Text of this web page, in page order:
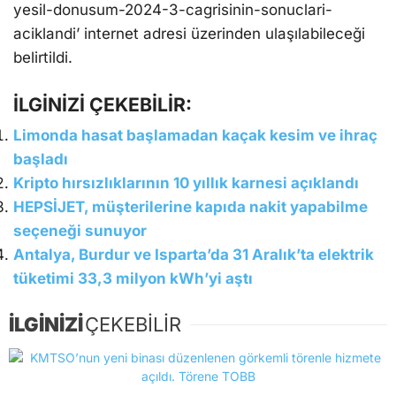
yesil-donusum-2024-3-cagrisinin-sonuclari-
aciklandi’ internet adresi üzerinden ulaşılabileceği
belirtildi.
İLGİNİZİ ÇEKEBİLİR:
Limonda hasat başlamadan kaçak kesim ve ihraç
başladı
Kripto hırsızlıklarının 10 yıllık karnesi açıklandı
HEPSİJET, müşterilerine kapıda nakit yapabilme
seçeneği sunuyor
Antalya, Burdur ve Isparta’da 31 Aralık’ta elektrik
tüketimi 33,3 milyon kWh’yi aştı
İLGİNİZİÇEKEBİLİR